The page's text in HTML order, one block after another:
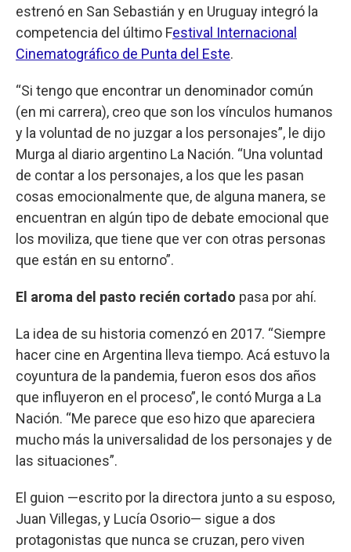
estrenó en San Sebastián y en Uruguay integró la
competencia del último Festival Internacional
Cinematográfico de Punta del Este.
“Si tengo que encontrar un denominador común
(en mi carrera), creo que son los vínculos humanos
y la voluntad de no juzgar a los personajes”, le dijo
Murga al diario argentino La Nación. “Una voluntad
de contar a los personajes, a los que les pasan
cosas emocionalmente que, de alguna manera, se
encuentran en algún tipo de debate emocional que
los moviliza, que tiene que ver con otras personas
que están en su entorno”.
El aroma del pasto recién cortado pasa por ahí.
La idea de su historia comenzó en 2017. “Siempre
hacer cine en Argentina lleva tiempo. Acá estuvo la
coyuntura de la pandemia, fueron esos dos años
que influyeron en el proceso”, le contó Murga a La
Nación. “Me parece que eso hizo que apareciera
mucho más la universalidad de los personajes y de
las situaciones”.
El guion —escrito por la directora junto a su esposo,
Juan Villegas, y Lucía Osorio— sigue a dos
protagonistas que nunca se cruzan, pero viven